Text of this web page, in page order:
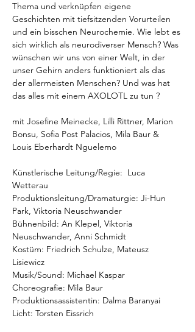
Thema und verknüpfen eigene
Geschichten mit tiefsitzenden Vorurteilen
und ein bisschen Neurochemie. Wie lebt es
sich wirklich als neurodiverser Mensch? Was
wünschen wir uns von einer Welt, in der
unser Gehirn anders funktioniert als das
der allermeisten Menschen? Und was hat
das alles mit einem AXOLOTL zu tun ?
mit Josefine Meinecke, Lilli Rittner, Marion
Bonsu, Sofia Post Palacios, Mila Baur &
Louis Eberhardt Nguelemo
Künstlerische Leitung/Regie:  Luca
Wetterau
Produktionsleitung/Dramaturgie: Ji-Hun
Park, Viktoria Neuschwander
Bühnenbild: An Klepel, Viktoria
Neuschwander, Anni Schmidt
Kostüm: Friedrich Schulze, Mateusz
Lisiewicz
Musik/Sound: Michael Kaspar
Choreografie: Mila Baur
Produktionsassistentin: Dalma Baranyai
Licht: Torsten Eissrich